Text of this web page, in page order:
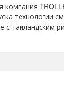
компания
технологии
с таиландским